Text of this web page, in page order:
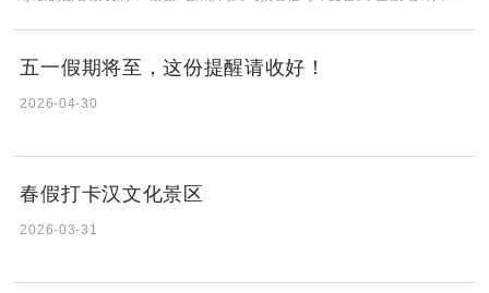
五一假期将至，这份提醒请收好！
2026-04-30
春假打卡汉文化景区
2026-03-31